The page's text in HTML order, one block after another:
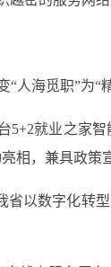
“人海觅职”为“
5+2就业之家
相，兼具政策
省以数字化转